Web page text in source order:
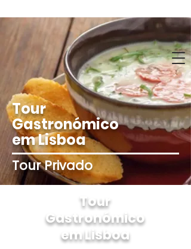
Tour
Gastronómico
em Lisboa
Tour Privado
Tour
Gastronómico
em Lisboa